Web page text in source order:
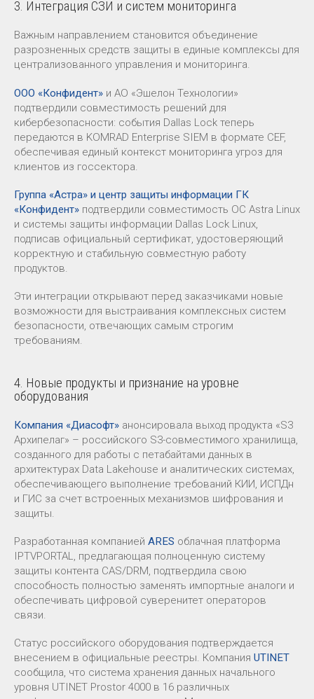
3. Интеграция СЗИ и систем мониторинга
Важным направлением становится объединение
разрозненных средств защиты в единые комплексы для
централизованного управления и мониторинга.
ООО «Конфидент» и АО «Эшелон Технологии»
подтвердили совместимость решений для
кибербезопасности: события Dallas Lock теперь
передаются в KOMRAD Enterprise SIEM в формате CEF,
обеспечивая единый контекст мониторинга угроз для
клиентов из госсектора.
Группа «Астра» и центр защиты информации ГК
«Конфидент» подтвердили совместимость ОС Astra Linux
и системы защиты информации Dallas Lock Linux,
подписав официальный сертификат, удостоверяющий
корректную и стабильную совместную работу
продуктов.
Эти интеграции открывают перед заказчиками новые
возможности для выстраивания комплексных систем
безопасности, отвечающих самым строгим
требованиям.
4. Новые продукты и признание на уровне
оборудования
Компания «Диасофт» анонсировала выход продукта «S3
Архипелаг» – российского S3-совместимого хранилища,
созданного для работы с петабайтами данных в
архитектурах Data Lakehouse и аналитических системах,
обеспечивающего выполнение требований КИИ, ИСПДн
и ГИС за счет встроенных механизмов шифрования и
защиты.
Разработанная компанией ARES облачная платформа
IPTVPORTAL, предлагающая полноценную систему
защиты контента CAS/DRM, подтвердила свою
способность полностью заменять импортные аналоги и
обеспечивать цифровой суверенитет операторов
связи.
Статус российского оборудования подтверждается
внесением в официальные реестры. Компания UTINET
сообщила, что система хранения данных начального
уровня UTINET Prostor 4000 в 16 различных